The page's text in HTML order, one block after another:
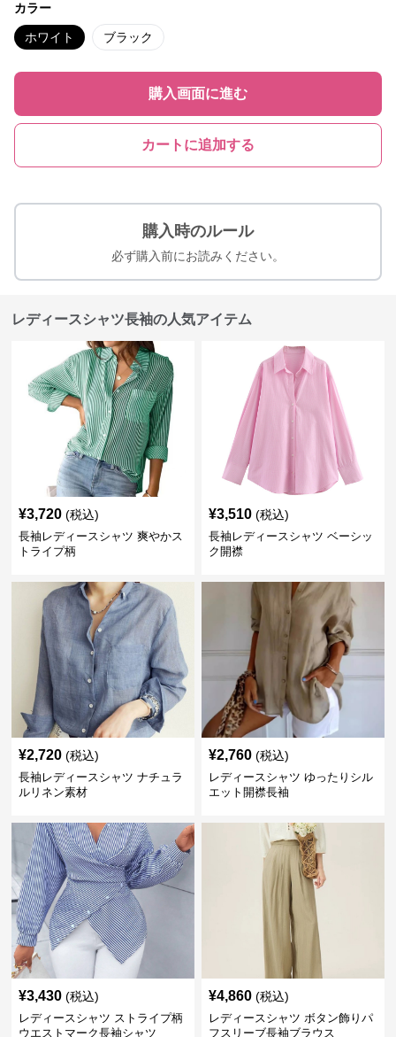
カラー
ホワイト ブラック
購入画面に進む
カートに追加する
購入時のルール
必ず購入前にお読みください。
レディースシャツ長袖の人気アイテム
¥3,720 (税込)
長袖レディースシャツ 爽やかス
トライプ柄
¥3,510 (税込)
長袖レディースシャツ ベーシッ
ク開襟
¥2,720 (税込)
長袖レディースシャツ ナチュラ
ルリネン素材
¥2,760 (税込)
レディースシャツ ゆったりシル
エット開襟長袖
¥3,430 (税込)
レディースシャツ ストライプ柄
ウエストマーク長袖シャツ
¥4,860 (税込)
レディースシャツ ボタン飾りパ
フスリーブ長袖ブラウス